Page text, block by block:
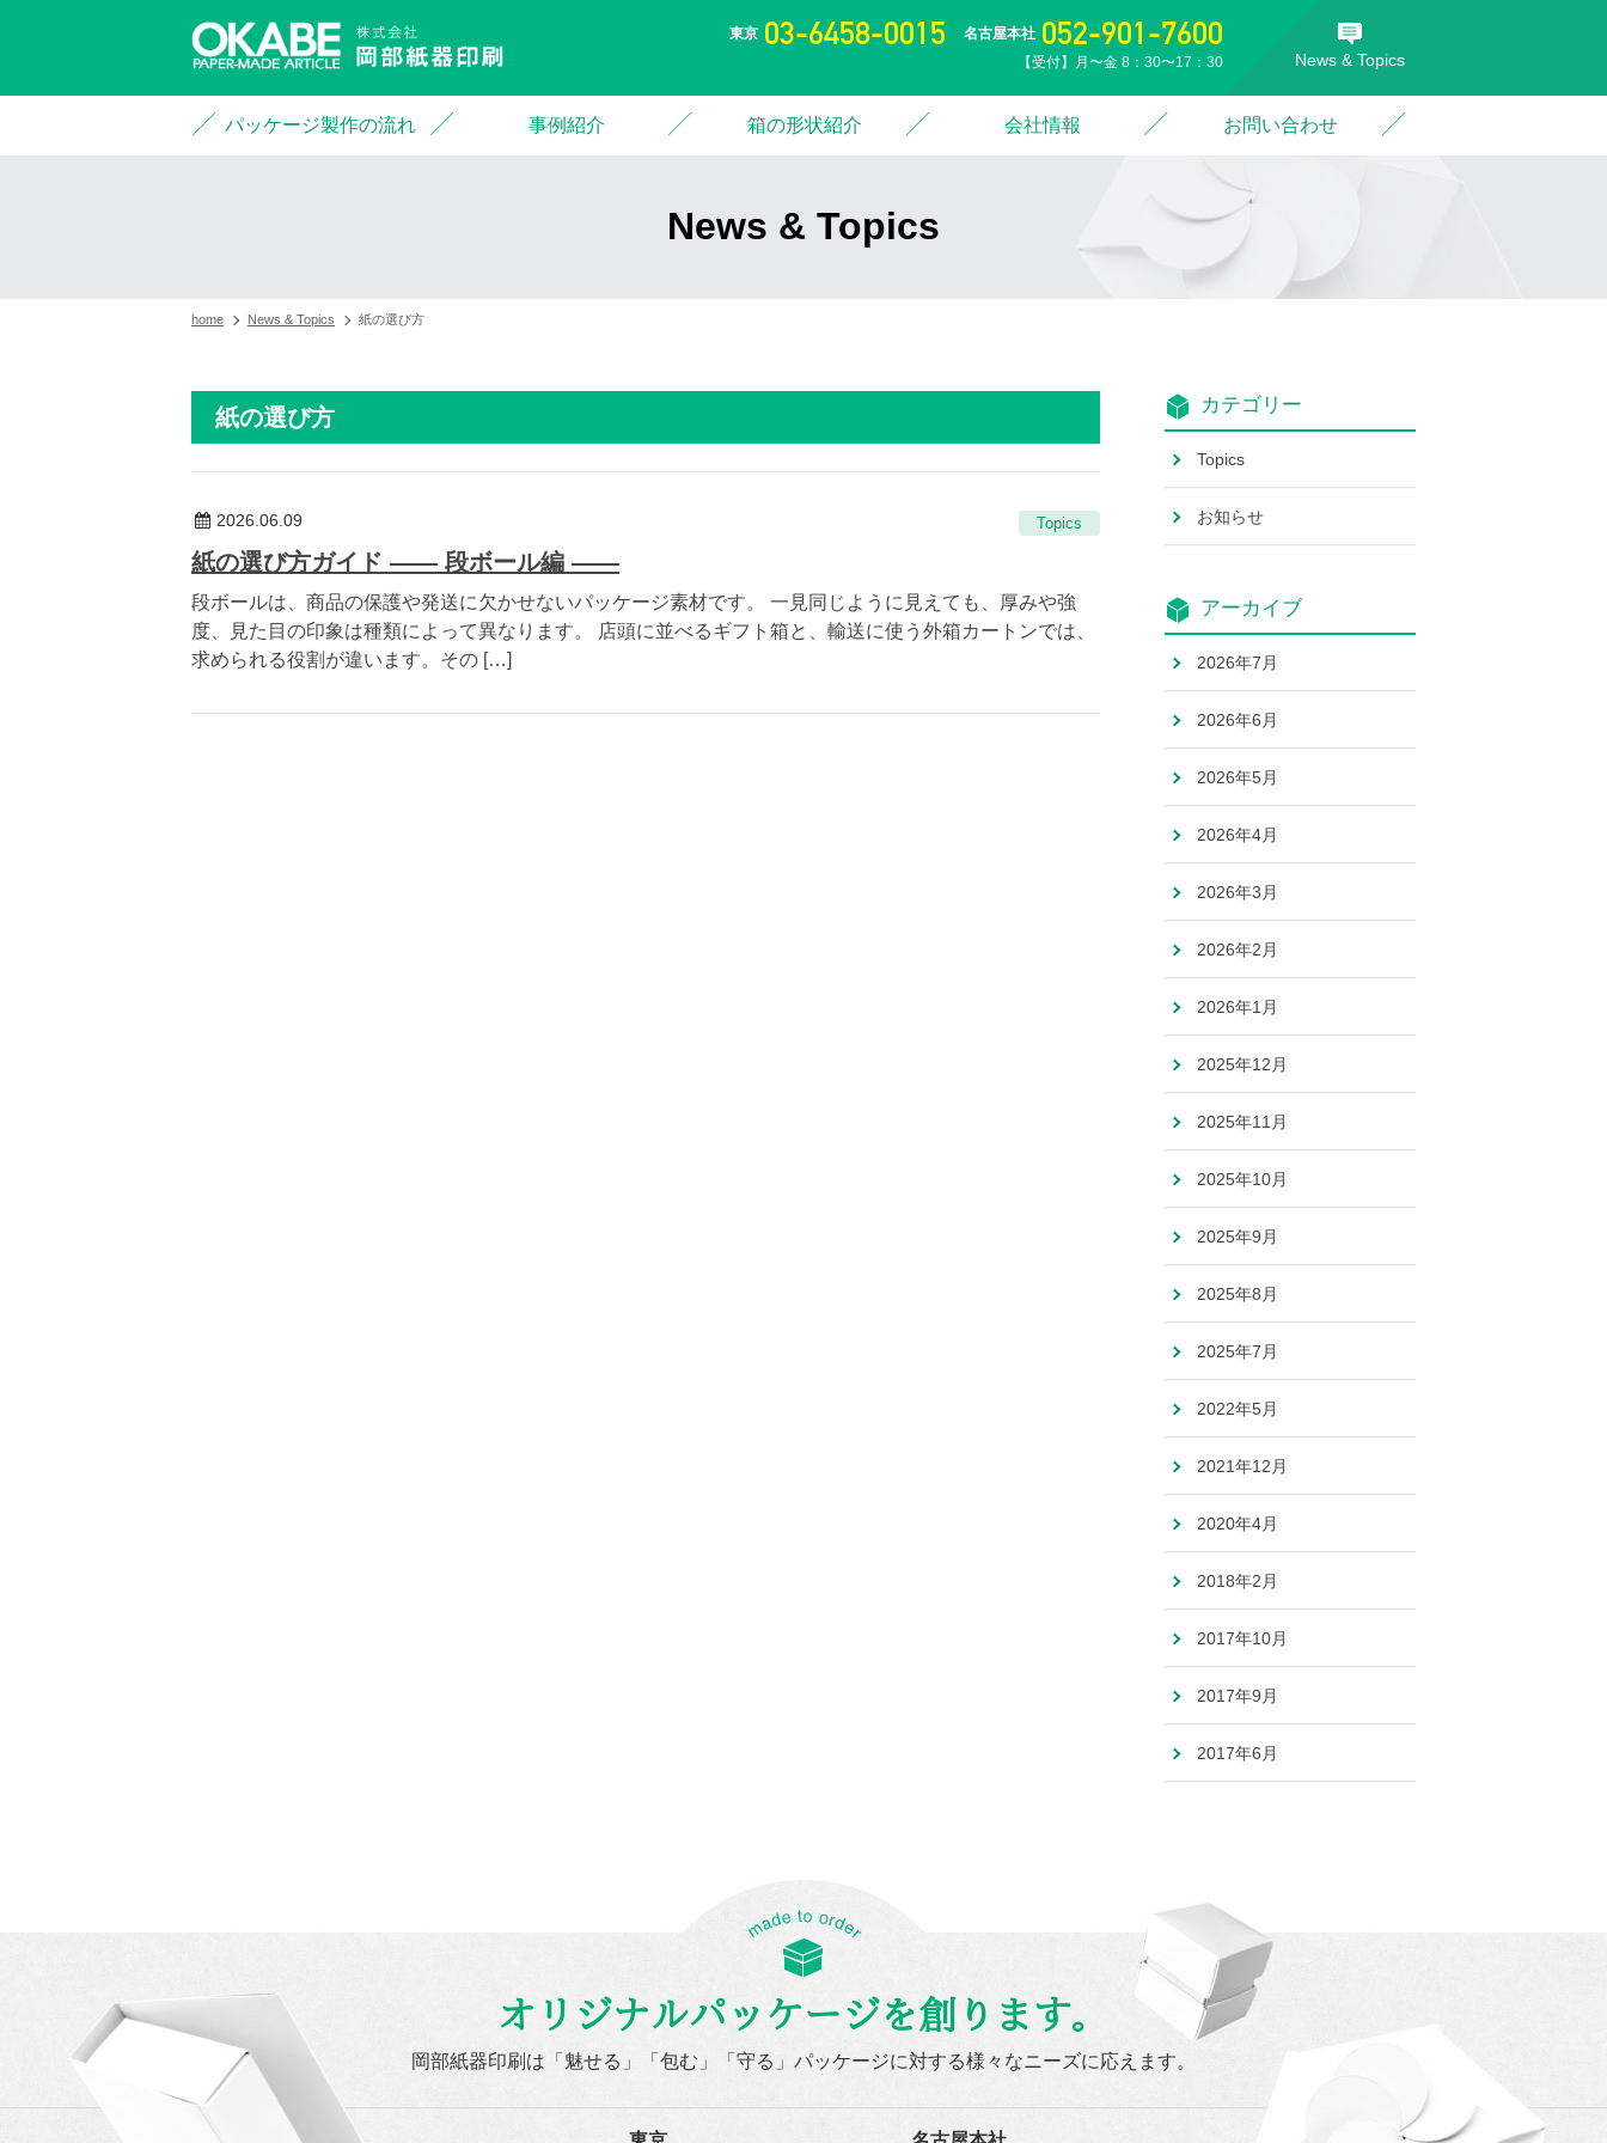
東京 03-6458-0015 名古屋本社 052-901-7600
【受付】月〜金 8：30〜17：30 News & Topics
パッケージ製作の流れ 事例紹介 箱の形状紹介 会社情報 お問い合わせ
News & Topics
home News & Topics 紙の選び方
紙の選び方
2026.06.09 Topics
紙の選び方ガイド ―― 段ボール編 ――
段ボールは、商品の保護や発送に欠かせないパッケージ素材です。 一見同じように見えても、厚みや強
度、見た目の印象は種類によって異なります。 店頭に並べるギフト箱と、輸送に使う外箱カートンでは、
求められる役割が違います。その […]
カテゴリー
Topics
お知らせ
アーカイブ
2026年7月
2026年6月
2026年5月
2026年4月
2026年3月
2026年2月
2026年1月
2025年12月
2025年11月
2025年10月
2025年9月
2025年8月
2025年7月
2022年5月
2021年12月
2020年4月
2018年2月
2017年10月
2017年9月
2017年6月
オリジナルパッケージを創ります。
岡部紙器印刷は「魅せる」「包む」「守る」パッケージに対する様々なニーズに応えます。